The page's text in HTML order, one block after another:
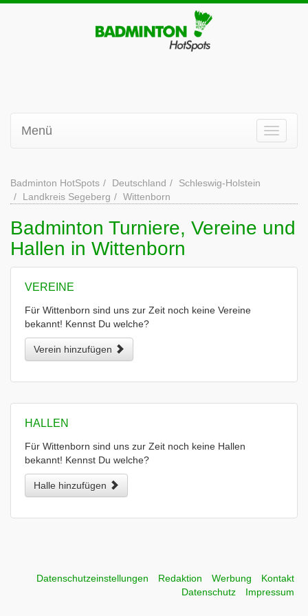
Menü
Badminton HotSpots Deutschland
Schleswig-Holstein
Landkreis Segeberg
Wittenborn
Badminton Turniere, Vereine und
Hallen in Wittenborn
VEREINE
Für Wittenborn sind uns zur Zeit noch keine Vereine
bekannt! Kennst Du welche?
Verein hinzufügen
HALLEN
Für Wittenborn sind uns zur Zeit noch keine Hallen
bekannt! Kennst Du welche?
Halle hinzufügen
Datenschutzeinstellungen Redaktion Werbung
Kontakt
Datenschutz
Impressum